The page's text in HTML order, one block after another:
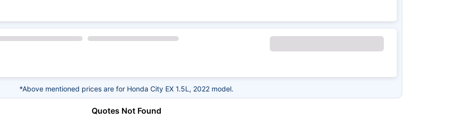
*Above mentioned prices are for Honda City EX 1.5L, 2022 model.
Quotes Not Found